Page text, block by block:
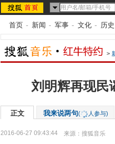
首页 - 新闻 - 军事 - 文化 - 历史
>
刘明辉再现民
正文 我来说两句( 人参与)
2016-06-27 09:43:44 来源： 搜狐音乐